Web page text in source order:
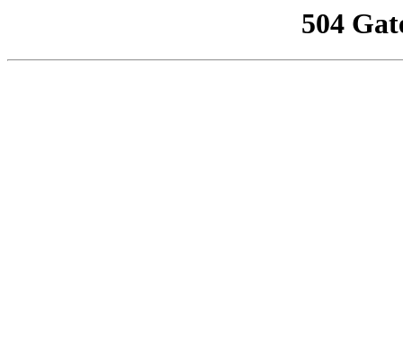
504